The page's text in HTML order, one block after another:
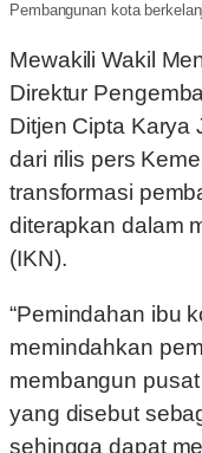
Pembangunan kota
Mewakili Wakil
Direktur
Ditjen Cipta Karya
dari rilis pers
transformasi
diterapkan dalam
(IKN).
“Pemindahan ibu
memindahkan
membangun
yang disebut
sehingga dapat